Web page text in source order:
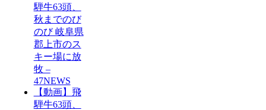
騨牛63頭、
秋までのび
のび 岐阜県
郡上市のス
キー場に放
牧 –
47NEWS
【動画】飛
騨牛63頭、